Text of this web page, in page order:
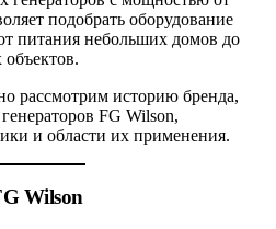
подобрать оборудование
питания небольших домов до
рассмотрим историю бренда,
FG Wilson,
и области их применения.
Wilson